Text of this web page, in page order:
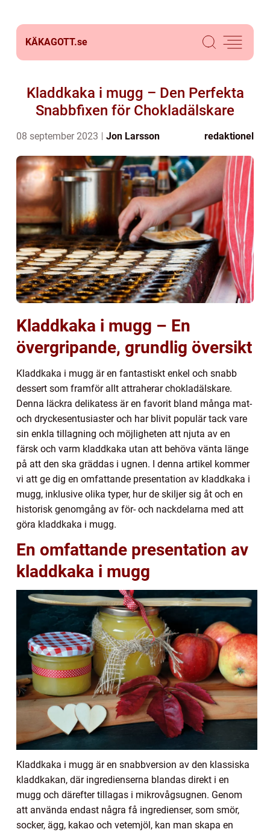
KÄKAGOTT.se
Kladdkaka i mugg – Den Perfekta
Snabbfixen för Chokladälskare
08 september 2023 Jon Larsson redaktionel
Kladdkaka i mugg – En
övergripande, grundlig översikt
Kladdkaka i mugg är en fantastiskt enkel och snabb
dessert som framför allt attraherar chokladälskare.
Denna läckra delikatess är en favorit bland många mat-
och dryckesentusiaster och har blivit populär tack vare
sin enkla tillagning och möjligheten att njuta av en
färsk och varm kladdkaka utan att behöva vänta länge
på att den ska gräddas i ugnen. I denna artikel kommer
vi att ge dig en omfattande presentation av kladdkaka i
mugg, inklusive olika typer, hur de skiljer sig åt och en
historisk genomgång av för- och nackdelarna med att
göra kladdkaka i mugg.
En omfattande presentation av
kladdkaka i mugg
Kladdkaka i mugg är en snabbversion av den klassiska
kladdkakan, där ingredienserna blandas direkt i en
mugg och därefter tillagas i mikrovågsugnen. Genom
att använda endast några få ingredienser, som smör,
socker, ägg, kakao och vetemjöl, kan man skapa en